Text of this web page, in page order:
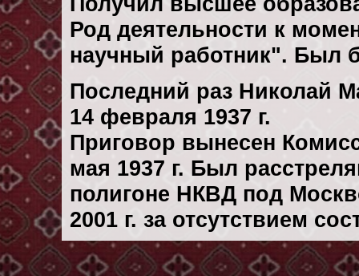
Род деятельности к
научный работник". Был
Последний раз Николай
14 февраля 1937 г.
Приговор вынесен
мая 1937 г. Был
полигоне НКВД под
2001 г. за отсутствием